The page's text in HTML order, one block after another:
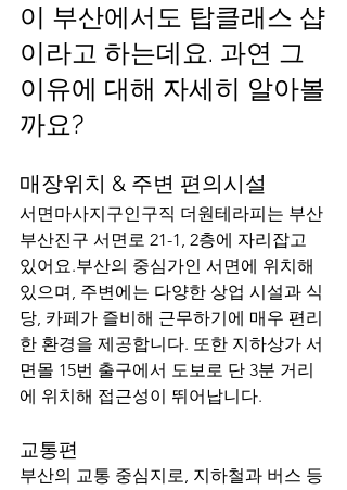
이 부산에서도 탑클래스 샵
이라고 하는데요. 과연 그
이유에 대해 자세히 알아볼
까요?
매장위치 & 주변 편의시설
서면마사지구인구직 더원테라피는 부산
부산진구 서면로 21-1, 2층에 자리잡고
있어요.부산의 중심가인 서면에 위치해
있으며, 주변에는 다양한 상업 시설과 식
당, 카페가 즐비해 근무하기에 매우 편리
한 환경을 제공합니다. 또한 지하상가 서
면몰 15번 출구에서 도보로 단 3분 거리
에 위치해 접근성이 뛰어납니다.
교통편
부산의 교통 중심지로, 지하철과 버스 등